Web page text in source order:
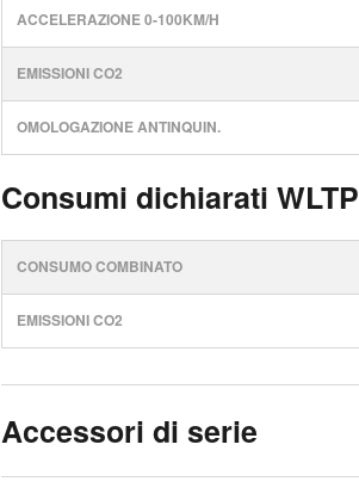
ACCELERAZIONE 0-100KM/H
EMISSIONI CO2
OMOLOGAZIONE ANTINQUIN.
Consumi dichiarati WLTP
CONSUMO COMBINATO
EMISSIONI CO2
Accessori di serie